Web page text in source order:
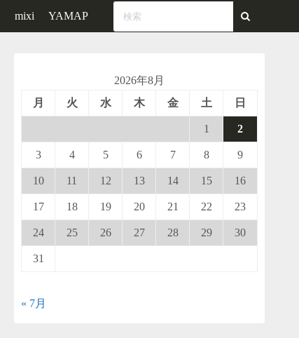
mixi YAMAP
2026年8月
月
火 水 木 金 土 日
1 2
3 4 5 6 7 8 9
10 11 12 13 14 15 16
17 18 19 20 21 22 23
24 25 26 27 28 29 30
31
« 7月